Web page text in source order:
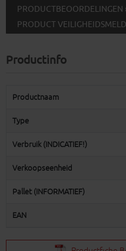
PRODUCTBEOORDELINGEN
PRODUCT
Productinfo
Productnaam
Type
Verbruik (INDICATIEF!)
Verkoopseenheid
Pallet (INFORMATIEF)
EAN